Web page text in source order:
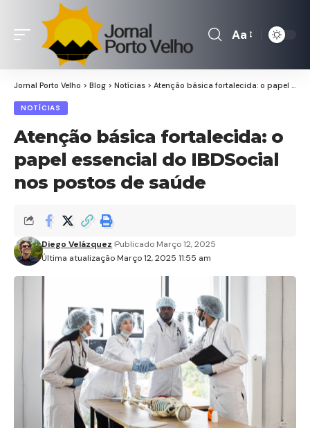
Font
Aa
Jornal Porto Velho > Blog > Notícias > Atenção básica fortalecida: o papel essencial do IBDSocial nos postos de saúde
NOTÍCIAS
Atenção básica fortalecida: o
papel essencial do IBDSocial
nos postos de saúde
Última atualização Março 12, 2025 11:55 am
Diego Velázquez Publicado Março 12, 2025